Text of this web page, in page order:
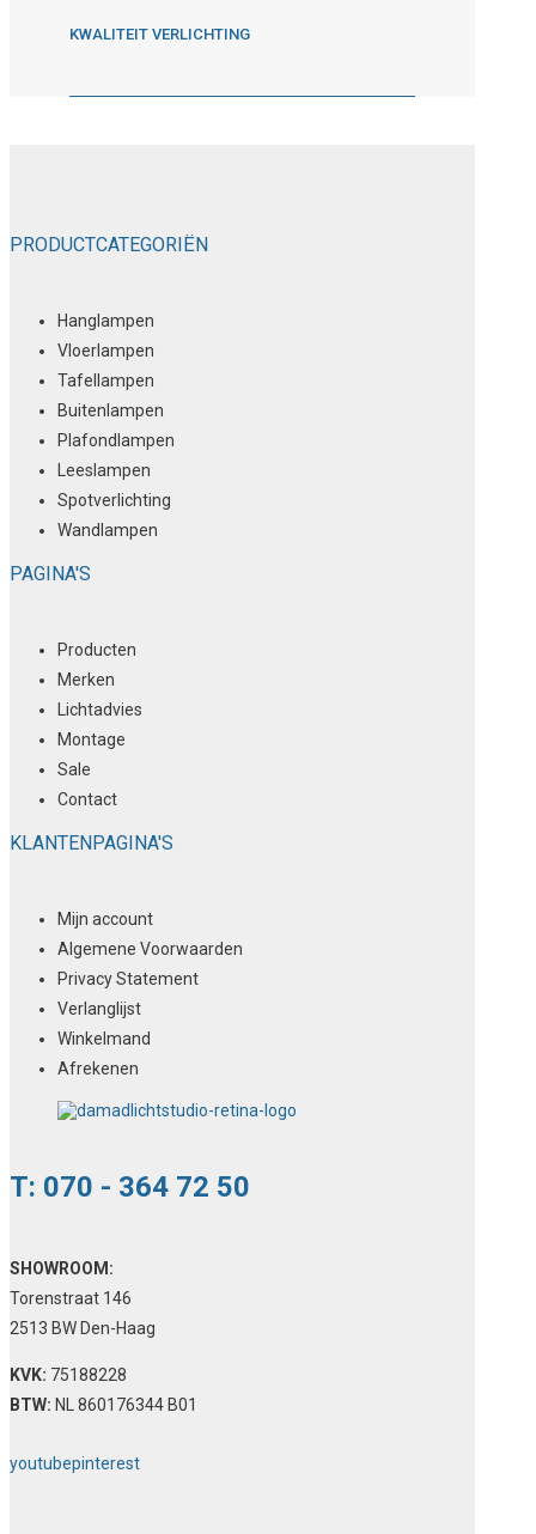
KWALITEIT VERLICHTING
PRODUCTCATEGORIËN
Hanglampen
Vloerlampen
Tafellampen
Buitenlampen
Plafondlampen
Leeslampen
Spotverlichting
Wandlampen
PAGINA'S
Producten
Merken
Lichtadvies
Montage
Sale
Contact
KLANTENPAGINA'S
Mijn account
Algemene Voorwaarden
Privacy Statement
Verlanglijst
Winkelmand
Afrekenen
T: 070 - 364 72 50
SHOWROOM:
Torenstraat 146
2513 BW Den-Haag
KVK: 75188228
BTW: NL 860176344 B01
youtubepinterest